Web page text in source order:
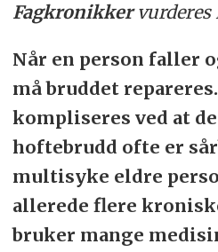
Fagkronikker
Når en person faller
må bruddet
kompliseres ved at
hoftebrudd ofte er
multisyke eldre
allerede flere
bruker mange